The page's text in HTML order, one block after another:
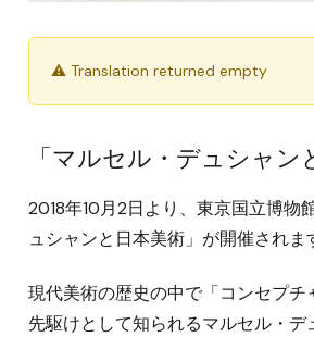
⚠ Translation returned empty
「マルセル・デュシャン
2018年10月2日より、東京国立博物
ュシャンと日本美術」が開催されま
現代美術の歴史の中で「コンセプチ
先駆けとして知られるマルセル・デ